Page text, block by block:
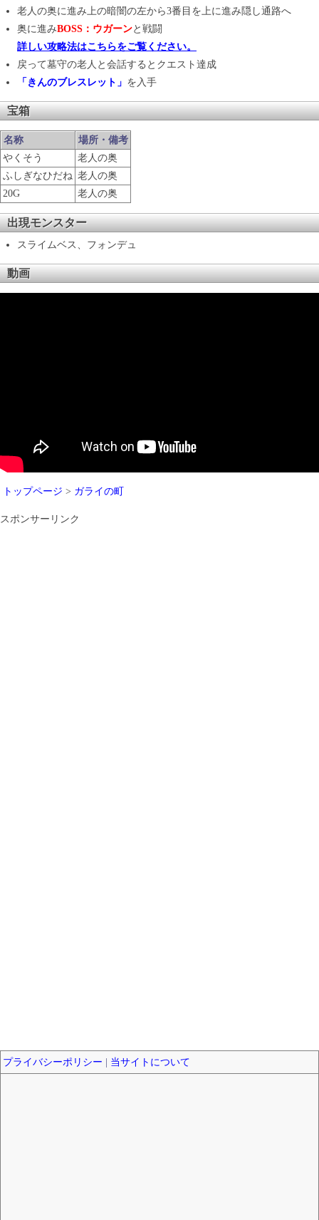
老人の奥に進み上の暗闇の左から3番目を上に進み隠し通路へ
奥に進みBOSS：ウガーンと戦闘
詳しい攻略法はこちらをご覧ください。
戻って墓守の老人と会話するとクエスト達成
「きんのブレスレット」 を入手
宝箱
名称
場所・備考
やくそう
老人の奥
ふしぎなひだね 老人の奥
20G
老人の奥
出現モンスター
スライムベス、フォンデュ
動画
トップページ > ガライの町
スポンサーリンク
プライバシーポリシー 当サイトについて